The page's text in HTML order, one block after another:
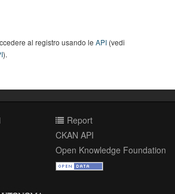
al registro usando le API (vedi
).
Report
CKAN API
Open Knowledge Foundation